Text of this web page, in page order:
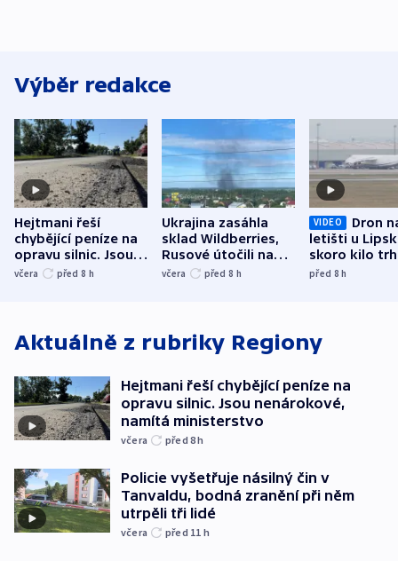
Výběr redakce
Hejtmani řeší
chybějící peníze na
opravu silnic. Jsou
nenárokové, namítá
včera před 8 h
Ukrajina zasáhla
sklad Wildberries,
Rusové útočili na
trh, hasiče či
včera před 8 h
VIDEO
Dron
letišti u
skoro kilo
indicie
před 8h
Aktuálně z rubriky Regiony
Hejtmani řeší chybějící peníze na
opravu silnic. Jsou nenárokové,
namítá ministerstvo
včera před 8h
Policie vyšetřuje násilný čin v
Tanvaldu, bodná zranění při něm
utrpěli tři lidé
včera před 11 h